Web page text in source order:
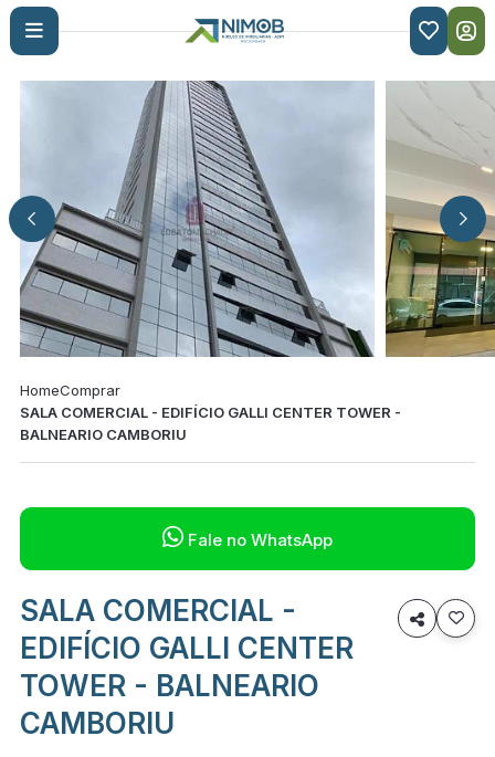

HomeComprar
SALA COMERCIAL - EDIFÍCIO GALLI CENTER TOWER -
BALNEARIO CAMBORIU
 Fale no WhatsApp
SALA COMERCIAL -
EDIFÍCIO GALLI CENTER
TOWER - BALNEARIO
CAMBORIU
